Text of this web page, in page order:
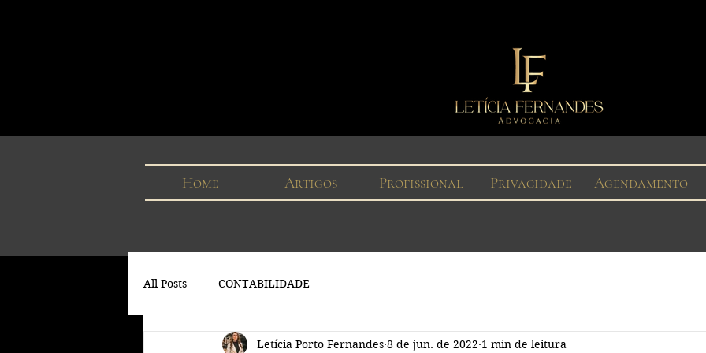
Home Artigos Profissional Privacidade Agendamento
All Posts CONTABILIDADE
Letícia Porto Fernandes 8 de jun. de 2022 1 min de leitura